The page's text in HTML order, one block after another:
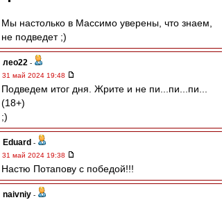
Мы настолько в Массимо уверены, что знаем,
не подведет ;)
лео22 -
31 май 2024 19:48
Подведем итог дня. Жрите и не пи...пи...пи...
(18+)
;)
Eduard -
31 май 2024 19:38
Настю Потапову с победой!!!
naivniy -